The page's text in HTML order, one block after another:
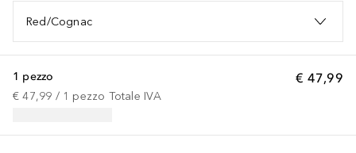
Red/Cognac
€ 47,99
1 pezzo
€ 47,99 / 1 pezzo Totale IVA